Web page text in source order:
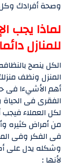
وصحة أفرادك
لماذا يجب
للمنازل
الكل ينصح
المنزل ونظف
أهم الأشيءا فى
الفقرى فى
لكل العملاء
من أمراض كثيره
فى الفكر وفى
وشكله يدل على
لأنها :